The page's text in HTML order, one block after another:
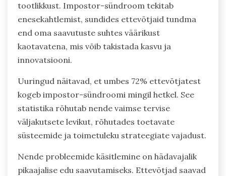
tootlikkust. Impostor-sündroom tekitab
enesekahtlemist, sundides ettevõtjaid tundma
end oma saavutuste suhtes väärikust
kaotavatena, mis võib takistada kasvu ja
innovatsiooni.
Uuringud näitavad, et umbes 72% ettevõtjatest
kogeb impostor-sündroomi mingil hetkel. See
statistika rõhutab nende vaimse tervise
väljakutsete levikut, rõhutades toetavate
süsteemide ja toimetuleku strateegiate vajadust.
Nende probleemide käsitlemine on hädavajalik
pikaajalise edu saavutamiseks. Ettevõtjad saavad